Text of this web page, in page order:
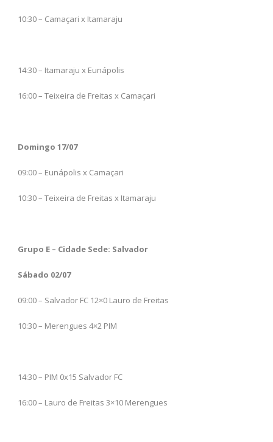
10:30 – Camaçari x Itamaraju
14:30 – Itamaraju x Eunápolis
16:00 – Teixeira de Freitas x Camaçari
Domingo 17/07
09:00 – Eunápolis x Camaçari
10:30 – Teixeira de Freitas x Itamaraju
Grupo E – Cidade Sede: Salvador
Sábado 02/07
09:00 – Salvador FC 12×0 Lauro de Freitas
10:30 – Merengues 4×2 PIM
14:30 – PIM 0x15 Salvador FC
16:00 – Lauro de Freitas 3×10 Merengues